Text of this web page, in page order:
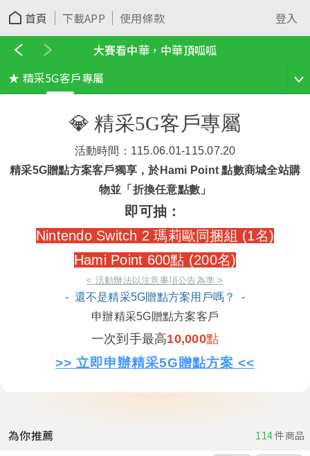
首頁 下載APP 使用條款
登入
大賽看中華，中華頂呱呱
★ 精采5G客戶專屬
選擇想看的主題
💎 精采5G客戶專屬
活動時間：115.06.01-115.07.20
精采5G贈點方案客戶獨享，於Hami Point 點數商城全站購
物並「折換任意點數」
即可抽：
Nintendo Switch 2 瑪莉歐同捆組 (1名)
Hami Point 600點 (200名)
< 活動辦法以注意事項公告為準 >
- 還不是精采5G贈點方案用戶嗎？ -
申辦精采5G贈點方案客戶
一次到手最高10,000點
>> 立即申辦精采5G贈點方案 <<
為你推薦 114件商品